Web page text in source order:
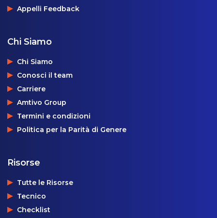
Appelli Feedback
Chi Siamo
Chi Siamo
Conosci il team
Carriere
Amtivo Group
Termini e condizioni
Politica per la Parità di Genere
Risorse
Tutte le Risorse
Tecnico
Checklist